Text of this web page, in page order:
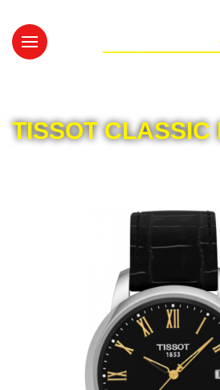
TISSOT CLASSIC